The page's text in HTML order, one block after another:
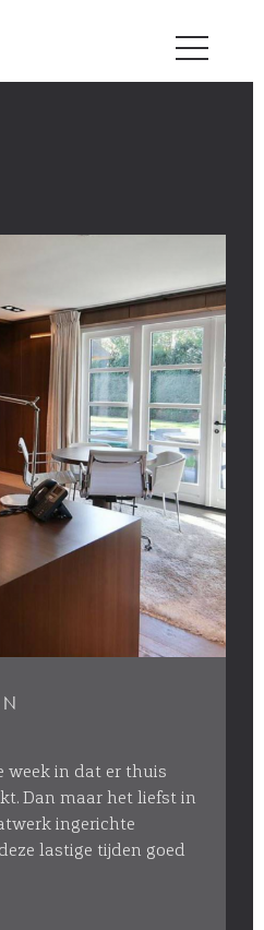
week in dat er thuis
Dan maar het liefst in
ingerichte
lastige tijden goed